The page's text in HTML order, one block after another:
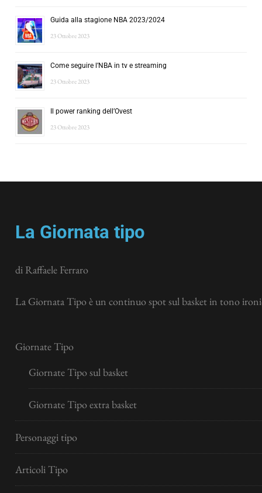
Guida alla stagione NBA 2023/2024
23 Ottobre 2023
Come seguire l’NBA in tv e streaming
23 Ottobre 2023
Il power ranking dell’Ovest
23 Ottobre 2023
La Giornata tipo
di Raffaele Ferraro
La Giornata Tipo è un continuo spot sul basket in tono
Giornate Tipo
Giornate Tipo sul basket
Giornate Tipo extra basket
Personaggi tipo
Articoli Tipo